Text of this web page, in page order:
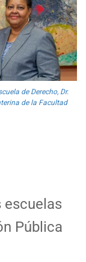
de Derecho, Dr.
de la Facultad
escuelas
Pública